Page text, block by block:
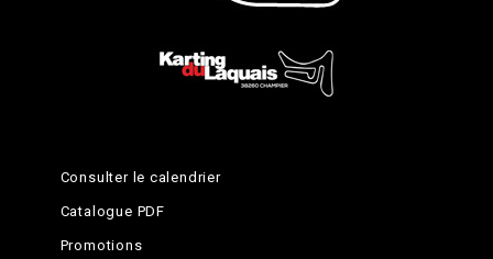
Consulter le calendrier
Catalogue PDF
Promotions